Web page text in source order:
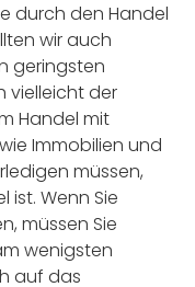
durch den Handel
wir auch
geringsten
vielleicht der
Handel mit
Immobilien und
müssen,
Wenn Sie
müssen Sie
wenigsten
auf das